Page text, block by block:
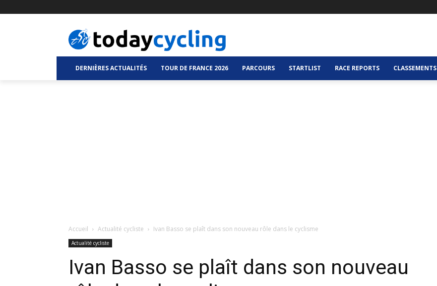
DERNIÈRES ACTUALITÉS TOUR DE FRANCE 2026 PARCOURS STARTLIST RACE REPORTS CLASSEMENTS
Accueil Actualité cycliste Ivan Basso se plaît dans son nouveau rôle dans le cyclisme
Actualité cycliste
Ivan Basso se plaît dans son nouveau